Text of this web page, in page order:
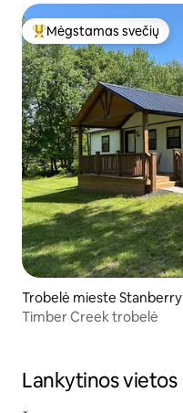
Svečių mėgstamiausias
Mėgstamas svečių
Trobelė mieste Stanberry
Timber Creek trobelė
Lankytinos vietos